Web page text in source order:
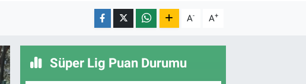
A- A+
Süper Lig Puan Durumu